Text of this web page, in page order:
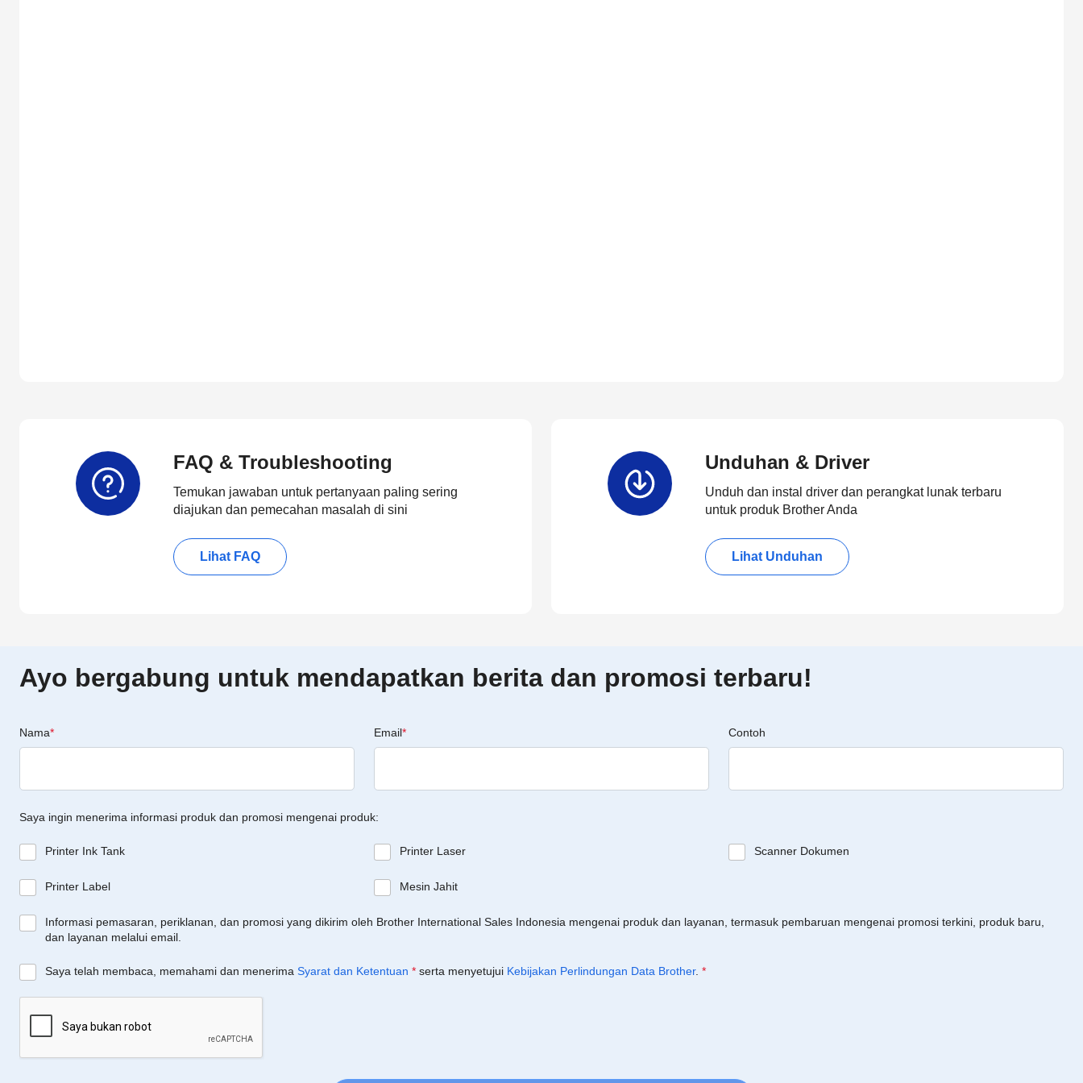
FAQ & Troubleshooting
Temukan jawaban untuk pertanyaan paling sering
diajukan dan pemecahan masalah di sini
Lihat FAQ
Unduhan & Driver
Unduh dan instal driver dan perangkat lunak terbaru
untuk produk Brother Anda
Lihat Unduhan
Ayo bergabung untuk mendapatkan berita dan promosi terbaru!
Nama* Email* Contoh
Saya ingin menerima informasi produk dan promosi mengenai produk:
Printer Ink Tank Printer Laser Scanner Dokumen
Printer Label Mesin Jahit
Informasi pemasaran, periklanan, dan promosi yang dikirim oleh Brother International Sales Indonesia mengenai produk dan layanan, termasuk pembaruan mengenai promosi terkini, produk baru,
dan layanan melalui email.
Saya telah membaca, memahami dan menerima Syarat dan Ketentuan * serta menyetujui Kebijakan Perlindungan Data Brother. *